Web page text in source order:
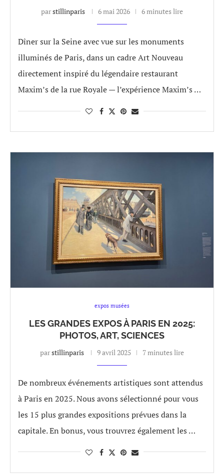
parstillinparis 6 mai 2026 6 minutes lire
Dîner sur la Seine avec vue sur les monuments
illuminés de Paris, dans un cadre Art Nouveau
directement inspiré du légendaire restaurant
Maxim’s de la rue Royale — l’expérience Maxim’s …
expos musées
LES GRANDES EXPOS À PARIS EN 2025:
PHOTOS, ART, SCIENCES
parstillinparis 9 avril 2025 7 minutes lire
De nombreux événements artistiques sont attendus
à Paris en 2025. Nous avons sélectionné pour vous
les 15 plus grandes expositions prévues dans la
capitale. En bonus, vous trouvrez également les …